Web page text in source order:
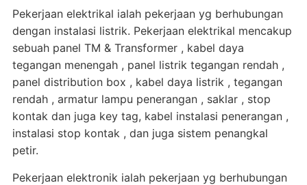
Pekerjaan elektrikal ialah pekerjaan yg berhubungan
dengan instalasi listrik. Pekerjaan elektrikal mencakup
sebuah panel TM & Transformer , kabel daya
tegangan menengah , panel listrik tegangan rendah ,
panel distribution box , kabel daya listrik , tegangan
rendah , armatur lampu penerangan , saklar , stop
kontak dan juga key tag, kabel instalasi penerangan ,
instalasi stop kontak , dan juga sistem penangkal
petir.
Pekerjaan elektronik ialah pekerjaan yg berhubungan